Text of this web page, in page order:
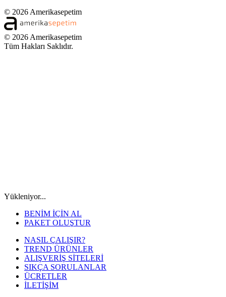
© 2026 Amerikasepetim
© 2026 Amerikasepetim
Tüm Hakları Saklıdır.
Yükleniyor...
BENİM İÇİN AL
PAKET OLUŞTUR
NASIL ÇALIŞIR?
TREND ÜRÜNLER
ALIŞVERİŞ SİTELERİ
SIKÇA SORULANLAR
ÜCRETLER
İLETİŞİM